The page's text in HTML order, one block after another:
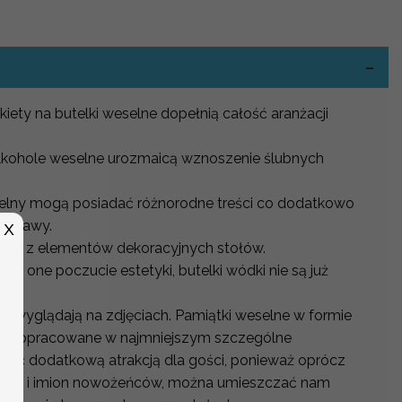
na butelki weselne dopełnią całość aranżacji
weselne urozmaicą wznoszenie ślubnych
mogą posiadać różnorodne treści co dodatkowo
z elementów dekoracyjnych stołów.
one poczucie estetyki, butelki wódki nie są już
wyglądają na zdjęciach. Pamiątki weselne w formie
dopracowane w najmniejszym szczególne
dodatkową atrakcją dla gości, ponieważ oprócz
i imion nowożeńców, można umieszczać nam
X